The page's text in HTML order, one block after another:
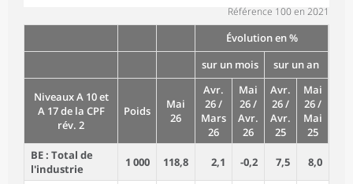
Référence 100 en 2021
Évolution en %
sur un mois
sur un an
Niveaux A 10 et
A 17 de la CPF
rév. 2
Poids
Mai
26
Avr.
26 /
Mars
26
Mai
26 /
Avr.
26
Avr.
26 /
Avr.
25
Mai
26 /
Mai
25
BE : Total de
l'industrie
1 000 118,8 2,1 -0,2 7,5 8,0